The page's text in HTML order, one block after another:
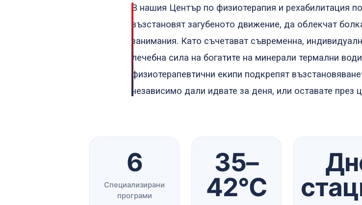
В нашия Център по физиотерапия и рехабилитация
възстановят загубеното движение, да облекчат
занимания. Като съчетават съвременна,
лечебна сила на богатите на минерали термални
физиотерапевтични екипи подкрепят
независимо дали идвате за деня, или оставате през
6
Специализирани
програми
35–
42°C